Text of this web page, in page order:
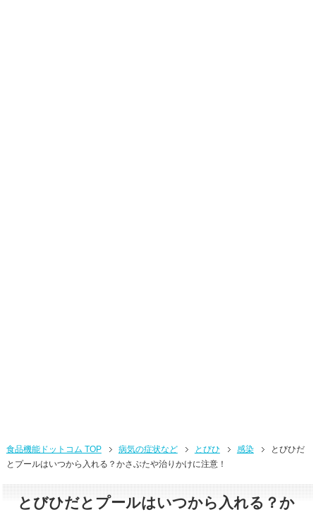
食品機能ドットコム TOP 病気の症状など とびひ 感染
とびひだ
とプールはいつから入れる？かさぶたや治りかけに注意！
とびひだとプールはいつから入れる？か